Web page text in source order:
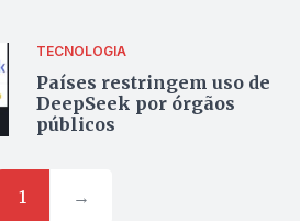
TECNOLOGIA
Países restringem uso de
DeepSeek por órgãos
públicos
1 →